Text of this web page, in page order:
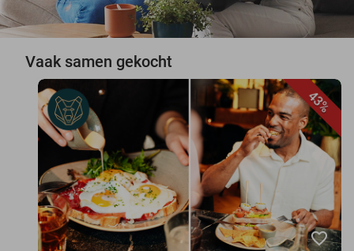
Vaak samen gekocht
43%
favorite_border